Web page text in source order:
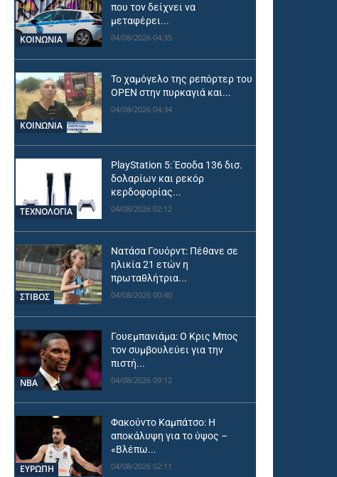
ΚΟΙΝΩΝΙΑ
που τον δείχνει να
μεταφέρει...
04/08/2026 04:35
ΚΟΙΝΩΝΙΑ
Το χαμόγελο της ρεπόρτερ του
OPEN στην πυρκαγιά και...
04/08/2026 04:34
ΤΕΧΝΟΛΟΓΙΑ
PlayStation 5: Έσοδα 136 δισ.
δολαρίων και ρεκόρ
κερδοφορίας...
04/08/2026 02:12
ΣΤΙΒΟΣ
Νατάσα Γουόρντ: Πέθανε σε
ηλικία 21 ετών η
πρωταθλήτρια...
04/08/2026 00:40
NBA
Γουεμπανιάμα: Ο Κρις Μπος
τον συμβουλεύει για την
πιστή...
04/08/2026 09:12
ΕΥΡΩΠΗ
Φακούντο Καμπάτσο: Η
αποκάλυψη για το ύψος –
«Βλέπω...
04/08/2026 02:11